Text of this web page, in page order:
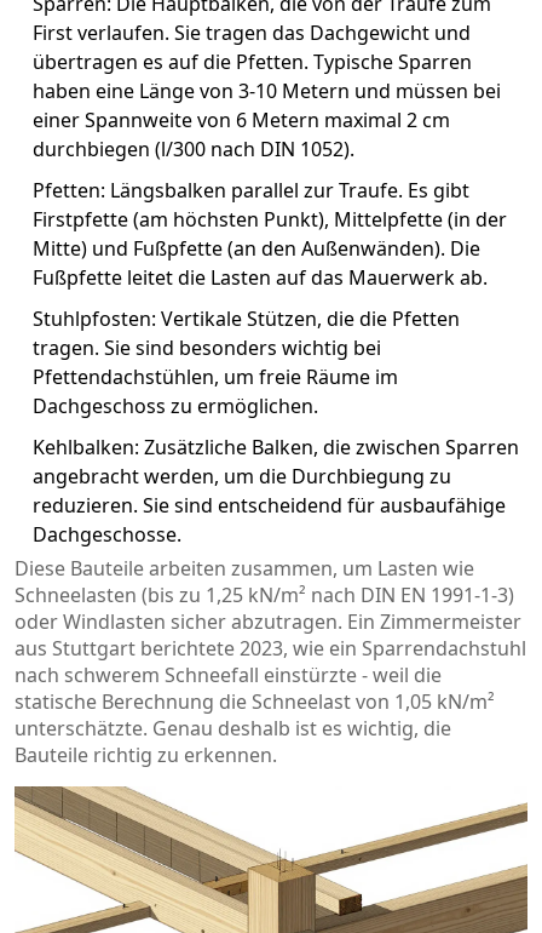
First verlaufen. Sie tragen das Dachgewicht und
übertragen es auf die Pfetten. Typische Sparren
haben eine Länge von 3-10 Metern und müssen bei
einer Spannweite von 6 Metern maximal 2 cm
durchbiegen (l/300 nach DIN 1052).
Pfetten: Längsbalken parallel zur Traufe. Es gibt
Firstpfette (am höchsten Punkt), Mittelpfette (in der
Mitte) und Fußpfette (an den Außenwänden). Die
Fußpfette leitet die Lasten auf das Mauerwerk ab.
Stuhlpfosten: Vertikale Stützen, die die Pfetten
tragen. Sie sind besonders wichtig bei
Pfettendachstühlen, um freie Räume im
Dachgeschoss zu ermöglichen.
Kehlbalken: Zusätzliche Balken, die zwischen Sparren
angebracht werden, um die Durchbiegung zu
reduzieren. Sie sind entscheidend für ausbaufähige
Dachgeschosse.
Diese Bauteile arbeiten zusammen, um Lasten wie
Schneelasten (bis zu 1,25 kN/m² nach DIN EN 1991-1-3)
oder Windlasten sicher abzutragen. Ein Zimmermeister
aus Stuttgart berichtete 2023, wie ein Sparrendachstuhl
nach schwerem Schneefall einstürzte - weil die
statische Berechnung die Schneelast von 1,05 kN/m²
unterschätzte. Genau deshalb ist es wichtig, die
Bauteile richtig zu erkennen.